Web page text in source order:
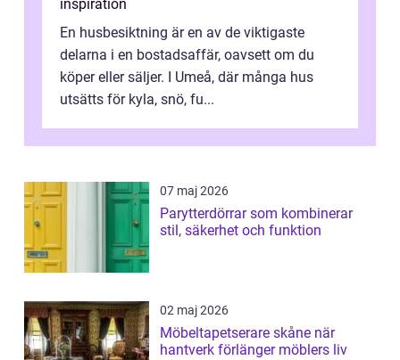
inspiration
En husbesiktning är en av de viktigaste
delarna i en bostadsaffär, oavsett om du
köper eller säljer. I Umeå, där många hus
utsätts för kyla, snö, fu...
07 maj 2026
Parytterdörrar som kombinerar
stil, säkerhet och funktion
02 maj 2026
Möbeltapetserare skåne när
hantverk förlänger möblers liv